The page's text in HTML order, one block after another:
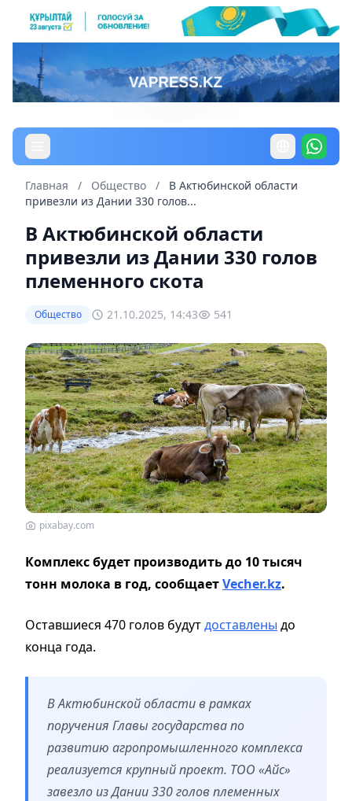
Главная / Общество /
В Актюбинской области
привезли из Дании 330 голов...
В Актюбинской области
привезли из Дании 330 голов
племенного скота
Общество 21.10.2025, 14:43 541
pixabay.com
Комплекс будет производить до 10 тысяч
тонн молока в год, сообщаетVecher.kz.
Оставшиеся 470 голов будутдоставлены до
конца года.
В Актюбинской области в рамках
поручения Главы государства по
развитию агропромышленного комплекса
реализуется крупный проект. ТОО «Айс»
завезло из Дании 330 голов племенных